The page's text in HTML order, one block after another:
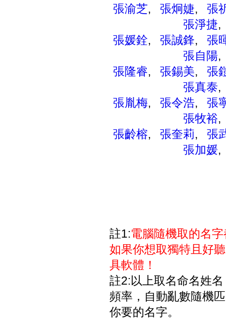
張渝芝, 張炯婕, 張
張淨捷
張媛銓, 張誠鋒, 張
張自陽
張隆睿, 張錫美, 張
張真泰
張胤梅, 張令浩, 張
張牧裕
張齡榕, 張奎莉, 張
張加媛
註1:電腦隨機取的名
如果你想取獨特且好
具軟體！
註2:以上取名命名姓
頻率，自動亂數隨機
你要的名字。